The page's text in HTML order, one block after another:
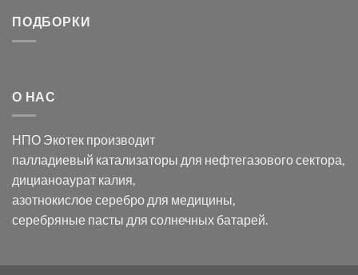
оксида
в
электролите
калий
дицианоаурат–
гексацианоферрата
ПОДБОРКИ
О НАС
НПО Экотек производит
палладиевый катализаторы для нефтегазового сектора,
дицианоаурат калия,
азотнокислое серебро для медицины,
серебряные пасты для солнечных батарей.